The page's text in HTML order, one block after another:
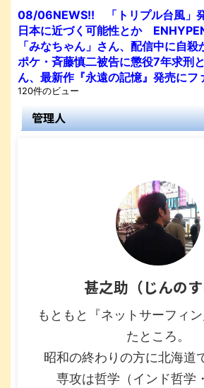
08/06NEWS!! 「トリプル台風」
日本に近づく可能性とか
「みなちゃん」さん、配信中に自
ポケ・斉藤慎二被告に懲役7年求刑
ん、最新作『永遠の記憶』発売にフ
120件のビュー
管理人
甚之助（じんのす
もともと『ネットサーフィ
たところ。
昭和の終わりの方に北海道
専攻は哲学（インド哲学